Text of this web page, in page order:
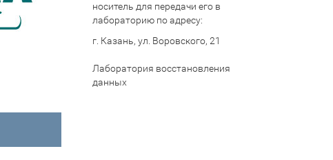
носитель для передачи его в
лабораторию по адресу:
г. Казань, ул. Воровского, 21
Лаборатория восстановления
данных